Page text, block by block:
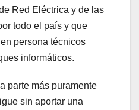
Red Eléctrica y de las
todo el país y que
persona técnicos
informáticos.
parte más puramente
sin aportar una